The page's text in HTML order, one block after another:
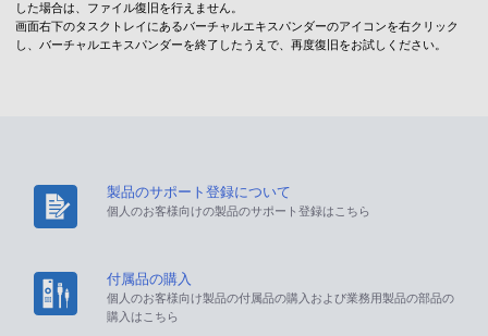
した場合は、ファイル復旧を行えません。
画面右下のタスクトレイにあるバーチャルエキスパンダーのアイコンを右クリック
し、バーチャルエキスパンダーを終了したうえで、再度復旧をお試しください。
製品のサポート登録について
個人のお客様向けの製品のサポート登録はこちら
付属品の購入
個人のお客様向け製品の付属品の購入および業務用製品の部品の
購入はこちら